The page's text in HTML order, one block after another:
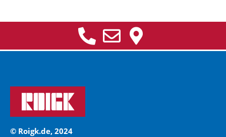
© Roigk.de, 2024